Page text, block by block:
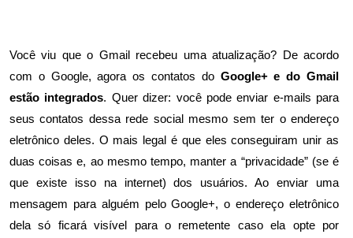
Você viu que o Gmail recebeu uma atualização? De acordo
com o Google, agora os contatos do Google+ e do Gmail
estão integrados. Quer dizer: você pode enviar e-mails para
seus contatos dessa rede social mesmo sem ter o endereço
eletrônico deles. O mais legal é que eles conseguiram unir as
duas coisas e, ao mesmo tempo, manter a “privacidade” (se é
que existe isso na internet) dos usuários. Ao enviar uma
mensagem para alguém pelo Google+, o endereço eletrônico
dela só ficará visível para o remetente caso ela opte por